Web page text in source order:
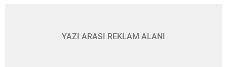
YAZI ARASI REKLAM ALANI